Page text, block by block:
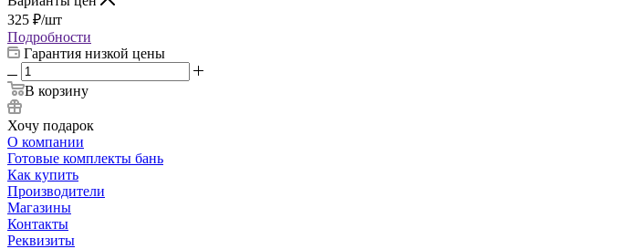
325 ₽/шт
Подробности
Гарантия низкой цены
В корзину
Хочу подарок
О компании
Готовые комплекты бань
Как купить
Производители
Магазины
Контакты
Реквизиты